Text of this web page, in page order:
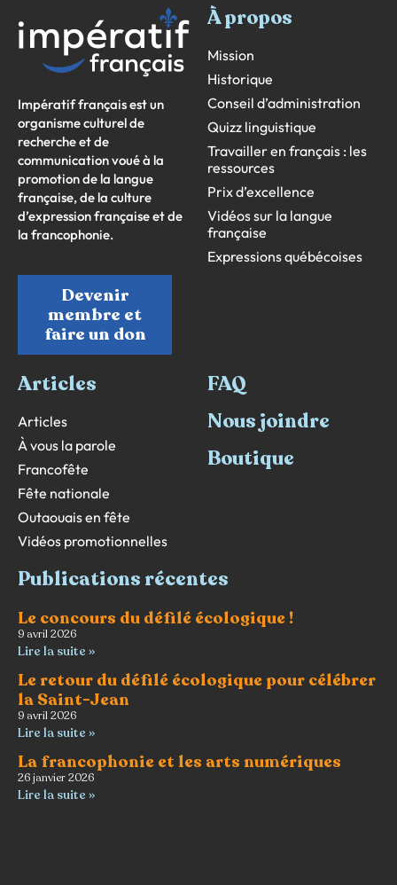
Impératif français est un
organisme culturel de
recherche et de
communication voué à la
promotion de la langue
française, de la culture
d’expression française et de
la francophonie.
Devenir
membre et
faire un don
À propos
Mission
Historique
Conseil d’administration
Quizz linguistique
Travailler en français : les
ressources
Prix d’excellence
Vidéos sur la langue
française
Expressions québécoises
Articles
Articles
À vous la parole
Francofête
Fête nationale
Outaouais en fête
Vidéos promotionnelles
FAQ
Nous joindre
Boutique
Publications récentes
Le concours du défilé écologique !
9 avril 2026
Lire la suite »
Le retour du défilé écologique pour célébrer
la Saint-Jean
9 avril 2026
Lire la suite »
La francophonie et les arts numériques
26 janvier 2026
Lire la suite »